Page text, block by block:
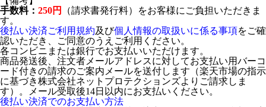
手数料： 250円
（請求書発行料）をお客様にご負担いただきま
す。
後払い決済ご利用規約及び個人情報の取扱いに係る事項をご確
認いただき、ご同意のうえご利用ください。
各コンビニまたは銀行でお支払いいただけます。
商品発送後、注文者メールアドレスに対してお支払い用バーコ
ード付きの請求のご案内メールを送付します（楽天市場の指示
に基づき株式会社ネットプロテクションズよりご請求しま
す）。メール受取後14日以内にお支払いください。
後払い決済でのお支払い方法